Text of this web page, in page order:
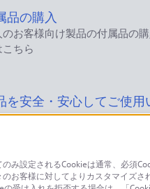
品の購入
のお客様向け製品の付属品の
こちら
を安全・安心してご使用
に関するお問い合わせ
み設定されるCookieは通常、必須
お客様に対してよりカスタマイズさ